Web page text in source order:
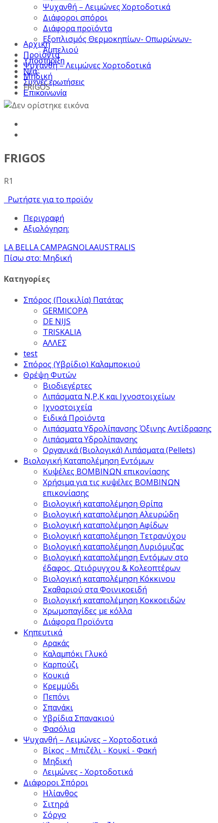
Ψυχανθή – Λειμώνες Χορτοδοτικά
Διάφοροι σπόροι
Διάφορα προϊόντα
Εξοπλισμός Θερμοκηπίων- Οπωρώνων-
Αμπελιού
Υποστήριξη
Νέα
Συχνές ερωτήσεις
Επικοινωνία
Αρχική
Προϊόντα
Ψυχανθή – Λειμώνες Χορτοδοτικά
Μηδική
FRIGOS
FRIGOS
R1
Ρωτήστε για το προϊόν
Περιγραφή
Αξιολόγηση:
LA BELLA CAMPAGNOLAAUSTRALIS
Πίσω στο: Μηδική
Κατηγορίες
Σπόρος (Ποικιλία) Πατάτας
GERMICOPA
DE NIJS
TRISKALIA
ΑΛΛΕΣ
test
Σπόρος (Υβρίδιο) Καλαμποκιού
Θρέψη Φυτών
Βιοδιεγέρτες
Λιπάσματα Ν,Ρ,Κ και Ιχνοστοιχείων
Ιχνοστοιχεία
Ειδικά Προϊόντα
Λιπάσματα Υδρολίπανσης Όξινης Αντίδρασης
Λιπάσματα Υδρολίπανσης
Οργανικά (Βιολογικά) Λιπάσματα (Pellets)
Βιολογική Καταπολέμηση Εντόμων
Κυψέλες ΒΟΜΒΙΝΩΝ επικονίασης
Χρήσιμα για τις κυψέλες ΒΟΜΒΙΝΩΝ
επικονίασης
Βιολογική καταπολέμηση Θρίπα
Βιολογική καταπολέμηση Αλευρώδη
Βιολογική καταπολέμηση Αφίδων
Βιολογική καταπολέμηση Τετρανύχου
Βιολογική καταπολέμηση Λυριόμυζας
Βιολογική καταπολέμηση Εντόμων στο
έδαφος, Ωτιόρυγχου & Κολεοπτέρων
Βιολογική καταπολέμηση Κόκκινου
Σκαθαριού στα Φοινικοειδή
Βιολογική καταπολέμηση Κοκκοειδών
Χρωμοπαγίδες με κόλλα
Διάφορα Προϊόντα
Κηπευτικά
Αρακάς
Καλαμπόκι Γλυκό
Καρπούζι
Κουκιά
Κρεμμύδι
Πεπόνι
Σπανάκι
Υβρίδια Σπανακιού
Φασόλια
Ψυχανθή – Λειμώνες – Χορτοδοτικά
Βίκος - Μπιζέλι - Κουκί - Φακή
Μηδική
Λειμώνες - Χορτοδοτικά
Διάφοροι Σπόροι
Ηλίανθος
Σιτηρά
Σόργο